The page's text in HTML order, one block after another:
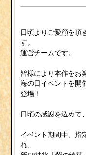
日頃よりご愛顧を頂
す。
運営チームです。
皆様により本作をお
海の日イベントを開
登場！
日頃の感謝を込めて
イベント期間中、指
れ、